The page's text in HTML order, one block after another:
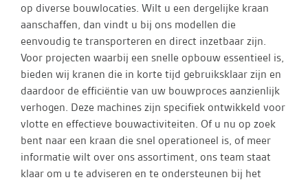
op diverse bouwlocaties. Wilt u een dergelijke kraan
aanschaffen, dan vindt u bij ons modellen die
eenvoudig te transporteren en direct inzetbaar zijn.
Voor projecten waarbij een snelle opbouw essentieel is,
bieden wij kranen die in korte tijd gebruiksklaar zijn en
daardoor de efficiëntie van uw bouwproces aanzienlijk
verhogen. Deze machines zijn specifiek ontwikkeld voor
vlotte en effectieve bouwactiviteiten. Of u nu op zoek
bent naar een kraan die snel operationeel is, of meer
informatie wilt over ons assortiment, ons team staat
klaar om u te adviseren en te ondersteunen bij het